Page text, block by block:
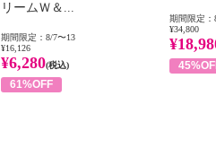
リームＷ＆...
期間限定：8/7〜13
¥16,126
¥6,280(税込)
61%OFF
期間限定：
¥34,800